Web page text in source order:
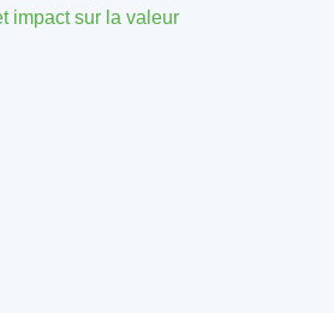
impact sur la valeur